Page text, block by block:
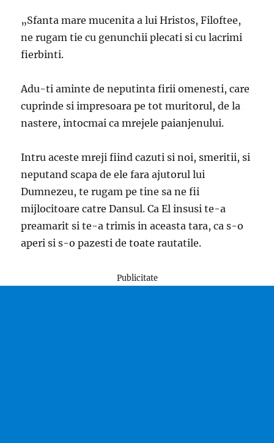
„Sfanta mare mucenita a lui Hristos, Filoftee,
ne rugam tie cu genunchii plecati si cu lacrimi
fierbinti.
Adu-ti aminte de neputinta firii omenesti, care
cuprinde si impresoara pe tot muritorul, de la
nastere, intocmai ca mrejele paianjenului.
Intru aceste mreji fiind cazuti si noi, smeritii, si
neputand scapa de ele fara ajutorul lui
Dumnezeu, te rugam pe tine sa ne fii
mijlocitoare catre Dansul. Ca El insusi te-a
preamarit si te-a trimis in aceasta tara, ca s-o
aperi si s-o pazesti de toate rautatile.
Publicitate